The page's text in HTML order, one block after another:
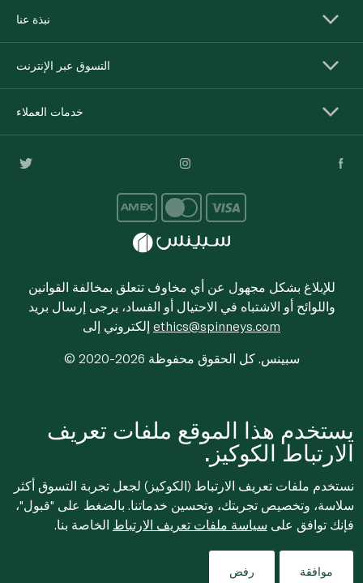
نبذة عنا
التسوق عبر الإنترنت
خدمات العملاء
للإبلاغ بشكل مجهول عن أي مخاوف تتعلق بمخالفة القوانين
واللوائح أو الاشتباه في الاحتيال أو الفساد، يرجى إرسال بريد
ethics@spinneys.com
© 2020-2026 سبينس. كل الحقوق محفوظة
يستخدم هذا الموقع ملفات تعريف
الارتباط الكوكيز.
نستخدم ملفات تعريف الارتباط (الكوكيز) لجعل تجربة التسوق أكثر
سلاسة، وتخصيص تجربتك، وتحسين خدماتنا. بالضغط على "قبول"،
فإنك توافق على سياسة ملفات تعريف الارتباط الخاصة بنا.
موافقة رفض